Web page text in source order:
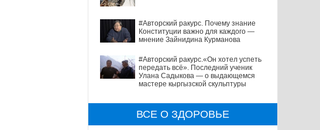
#Авторский ракурс. Почему знание
Конституции важно для каждого —
мнение Зайнидина Курманова
#Авторский ракурс.«Он хотел успеть
передать всё». Последний ученик
Улана Садыкова — о выдающемся
мастере кыргызской скульптуры
ВСЕ О ЗДОРОВЬЕ